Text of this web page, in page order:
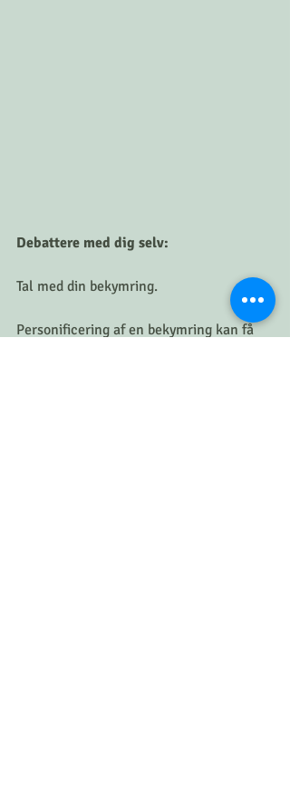
Debattere med dig selv:
Tal med din bekymring.
Personificering af en bekymring kan få